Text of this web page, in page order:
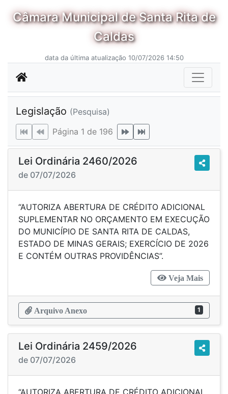
Câmara Municipal de Santa Rita de
Caldas
data da última atualização 10/07/2026 14:50
Legislação (Pesquisa)
Página 1 de 196
Lei Ordinária 2460/2026
de 07/07/2026
“AUTORIZA ABERTURA DE CRÉDITO ADICIONAL
SUPLEMENTAR NO ORÇAMENTO EM EXECUÇÃO
DO MUNICÍPIO DE SANTA RITA DE CALDAS,
ESTADO DE MINAS GERAIS; EXERCÍCIO DE 2026
E CONTÉM OUTRAS PROVIDÊNCIAS”.
Veja Mais
Arquivo Anexo 1
Lei Ordinária 2459/2026
de 07/07/2026
“AUTORIZA ABERTURA DE CRÉDITO ADICIONAL